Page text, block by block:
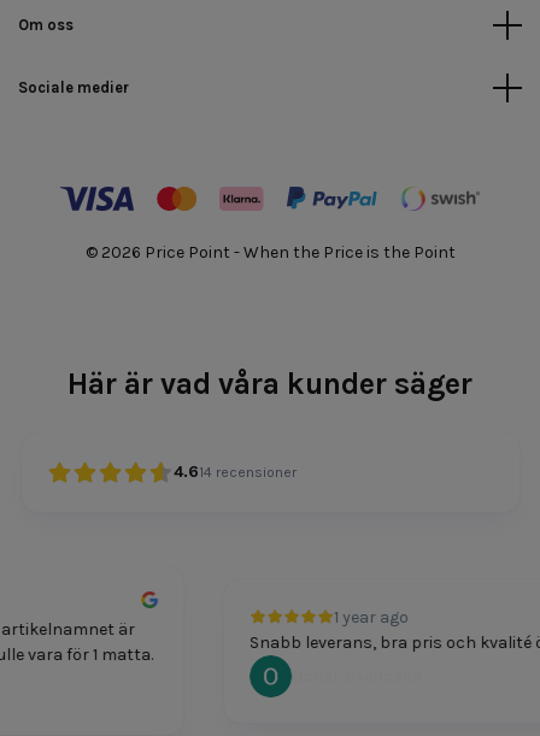
Om oss
Sociale medier
© 2026 Price Point - When the Price is the Point
Här är vad våra kunder säger
4.614 recensioner
är
vara för 1 matta.
1 year ago
Snabb leverans, bra pris och kvalité
Oscar Svensson